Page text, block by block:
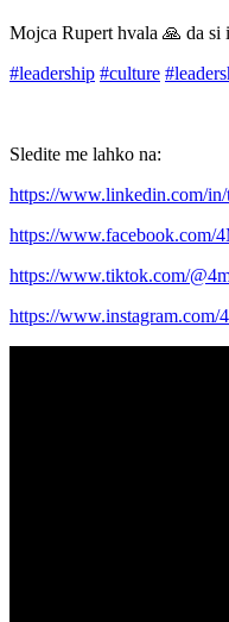
Mojca Rupert hvala 🙏 da si
#leadership #culture
Sledite me lahko na:
https://www.linkedin.com/in/
https://www.facebook.com/
https://www.tiktok.com/
https://www.instagram.com/